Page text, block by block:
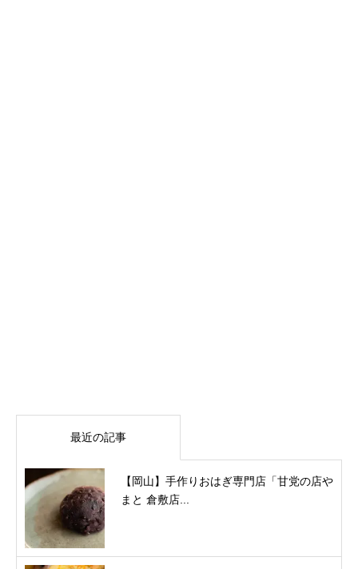
最近の記事
【岡山】手作りおはぎ専門店「甘党の店や
まと 倉敷店...